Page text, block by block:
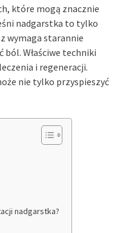
które mogą znacznie
nadgarstka to tylko
wymaga starannie
Właściwe techniki
i regeneracji.
nie tylko przyspieszyć
nadgarstka?